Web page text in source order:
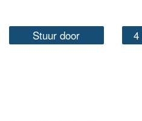
Stuur door 4